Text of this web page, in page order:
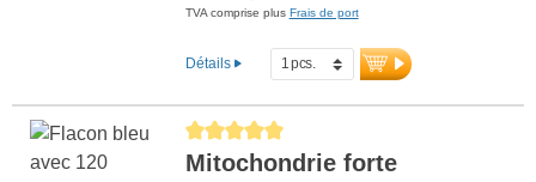
TVA comprise plus Frais de port
Détails
Average rating of 5 out of 5 stars
Mitochondrie forte